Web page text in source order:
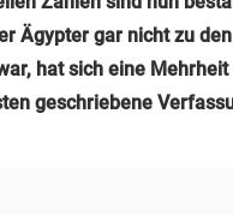
Ägypter gar nicht zu
hat sich eine
geschriebene